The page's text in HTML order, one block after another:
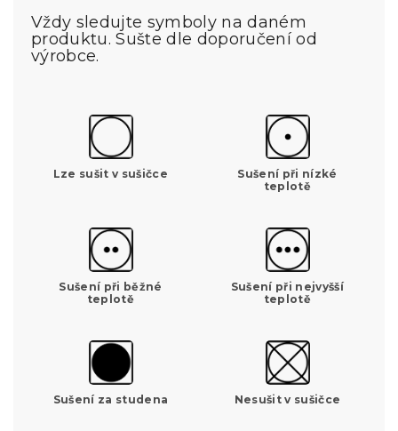
Vždy sledujte symboly na daném
produktu. Sušte dle doporučení od
výrobce.
Lze sušit v sušičce
Sušení při nízké
teplotě
Sušení při běžné
teplotě
Sušení při nejvyšší
teplotě
Sušení za studena Nesušit v sušičce